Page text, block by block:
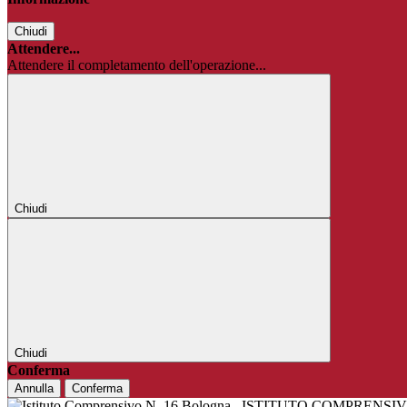
Chiudi
Attendere...
Attendere il completamento dell'operazione...
Chiudi
Chiudi
Conferma
Annulla Conferma